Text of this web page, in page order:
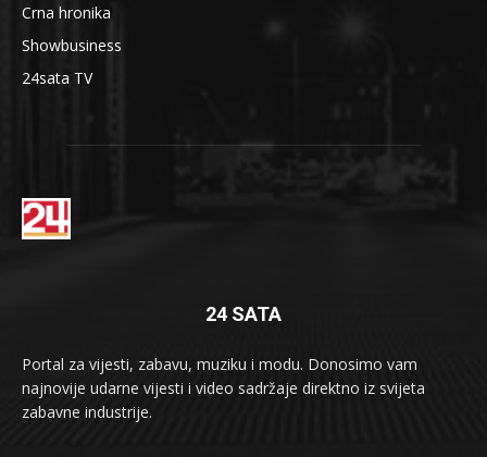
Crna hronika
Showbusiness
24sata TV
24 SATA
Portal za vijesti, zabavu, muziku i modu. Donosimo vam
najnovije udarne vijesti i video sadržaje direktno iz svijeta
zabavne industrije.